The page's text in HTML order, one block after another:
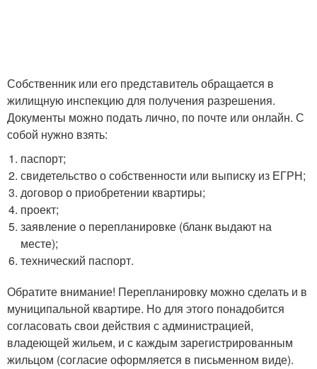
Собственник или его представитель обращается в
жилищную инспекцию для получения разрешения.
Документы можно подать лично, по почте или онлайн. С
собой нужно взять:
паспорт;
свидетельство о собственности или выписку из ЕГРН;
договор о приобретении квартиры;
проект;
заявление о перепланировке (бланк выдают на
месте);
технический паспорт.
Обратите внимание! Перепланировку можно сделать и в
муниципальной квартире. Но для этого понадобится
согласовать свои действия с администрацией,
владеющей жильем, и с каждым зарегистрированным
жильцом (согласие оформляется в письменном виде).